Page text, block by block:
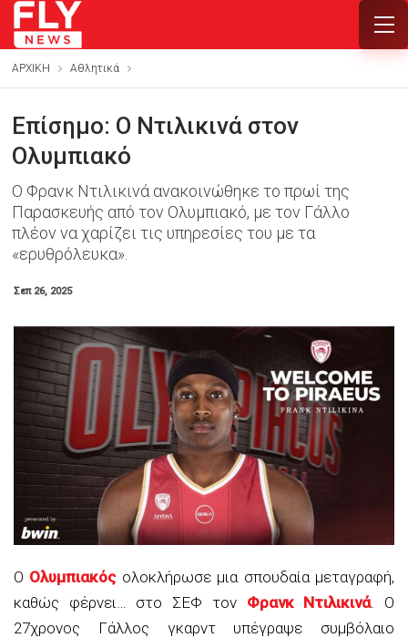
ΑΡΧΙΚΗ Αθλητικά
Επίσημο: Ο Ντιλικινά στον
Ολυμπιακό
Ο Φρανκ Ντιλικινά ανακοινώθηκε το πρωί της
Παρασκευής από τον Ολυμπιακό, με τον Γάλλο
πλέον να χαρίζει τις υπηρεσίες του με τα
«ερυθρόλευκα».
Σεπ 26, 2025
Ο Ολυμπιακός ολοκλήρωσε μια σπουδαία μεταγραφή,
καθώς φέρνει… στο ΣΕΦ τον Φρανκ Ντιλικινά. Ο
27χρονος Γάλλος γκαρντ υπέγραψε συμβόλαιο